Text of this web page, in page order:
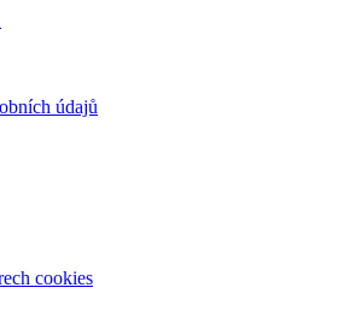
údajů
cookies